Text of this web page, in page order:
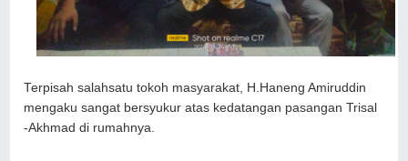
Terpisah salahsatu tokoh masyarakat, H.Haneng Amiruddin
mengaku sangat bersyukur atas kedatangan pasangan Trisal
-Akhmad di rumahnya.